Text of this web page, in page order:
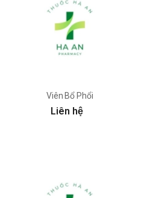
Viên Bổ Phổi
Liên hệ